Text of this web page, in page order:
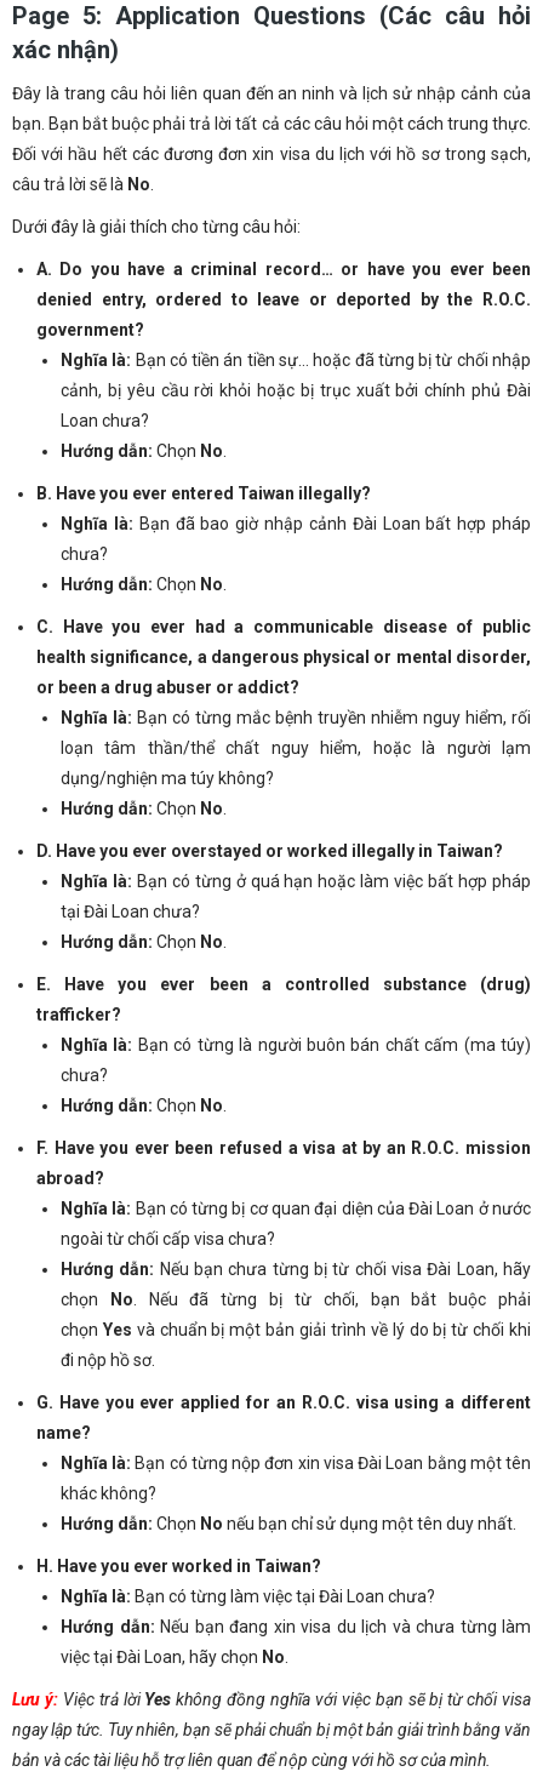
Page 5: Application Questions (Các câu hỏi
xác nhận)
Đây là trang câu hỏi liên quan đến an ninh và lịch sử nhập cảnh của
bạn. Bạn bắt buộc phải trả lời tất cả các câu hỏi một cách trung thực.
Đối với hầu hết các đương đơn xin visa du lịch với hồ sơ trong sạch,
câu trả lời sẽ là No
Dưới đây là giải thích cho từng câu hỏi:
A. Do you have a criminal record… or have you ever been
denied entry, ordered to leave or deported by the R.O.C.
government?
Nghĩa là: Bạn có tiền án tiền sự… hoặc đã từng bị từ chối nhập
cảnh, bị yêu cầu rời khỏi hoặc bị trục xuất bởi chính phủ Đài
Loan chưa?
Hướng dẫn: Chọn No
B. Have you ever entered Taiwan illegally?
Nghĩa là: Bạn đã bao giờ nhập cảnh Đài Loan bất hợp pháp
chưa?
Hướng dẫn: Chọn No
C. Have you ever had a communicable disease of public
health significance, a dangerous physical or mental disorder,
or been a drug abuser or addict?
Nghĩa là: Bạn có từng mắc bệnh truyền nhiễm nguy hiểm, rối
loạn tâm thần/thể chất nguy hiểm, hoặc là người lạm
dụng/nghiện ma túy không?
Hướng dẫn: Chọn No
D. Have you ever overstayed or worked illegally in Taiwan?
Nghĩa là: Bạn có từng ở quá hạn hoặc làm việc bất hợp pháp
tại Đài Loan chưa?
Hướng dẫn: Chọn No
E. Have you ever been a controlled substance (drug)
trafficker?
Nghĩa là: Bạn có từng là người buôn bán chất cấm (ma túy)
chưa?
Hướng dẫn: Chọn No
F. Have you ever been refused a visa at by an R.O.C. mission
abroad?
Nghĩa là: Bạn có từng bị cơ quan đại diện của Đài Loan ở nước
ngoài từ chối cấp visa chưa?
Hướng dẫn: Nếu bạn chưa từng bị từ chối visa Đài Loan, hãy
chọn
No . Nếu đã từng bị từ chối, bạn bắt buộc phải
chọn Yes và chuẩn bị một bản giải trình về lý do bị từ chối khi
đi nộp hồ sơ.
G. Have you ever applied for an R.O.C. visa using a different
name?
Nghĩa là: Bạn có từng nộp đơn xin visa Đài Loan bằng một tên
khác không?
Hướng dẫn: Chọn No nếu bạn chỉ sử dụng một tên duy nhất.
H. Have you ever worked in Taiwan?
Nghĩa là: Bạn có từng làm việc tại Đài Loan chưa?
Hướng dẫn: Nếu bạn đang xin visa du lịch và chưa từng làm
việc tại Đài Loan, hãy chọn No
Lưu ý: Việc trả lờiYes không đồng nghĩa với việc bạn sẽ bị từ chối visa
ngay lập tức. Tuy nhiên, bạn sẽ phải chuẩn bị một bản giải trình bằng văn
bản và các tài liệu hỗ trợ liên quan để nộp cùng với hồ sơ của mình.